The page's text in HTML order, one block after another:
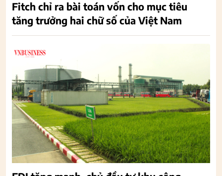
Fitch chỉ ra bài toán vốn cho mục tiêu
tăng trưởng hai chữ số của Việt Nam